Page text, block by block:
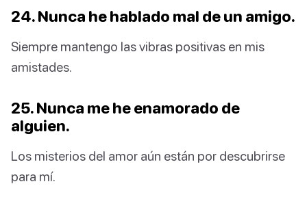
24. Nunca he hablado mal de un amigo.
Siempre mantengo las vibras positivas en mis
amistades.
25. Nunca me he enamorado de
alguien.
Los misterios del amor aún están por descubrirse
para mí.